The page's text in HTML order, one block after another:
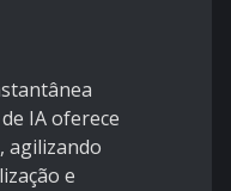
IA oferece
agilizando
e